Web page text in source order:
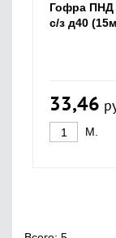
Гофра ПНД
с/з д40
33,46
М.